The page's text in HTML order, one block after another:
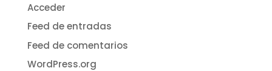
Acceder
Feed de entradas
Feed de comentarios
WordPress.org